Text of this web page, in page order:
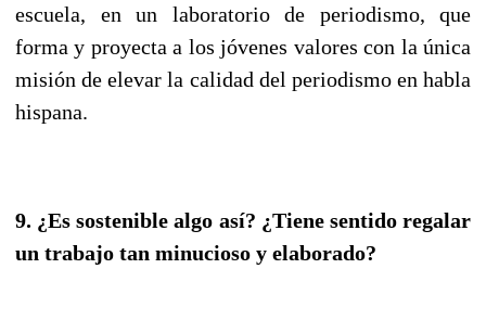
escuela, en un laboratorio de periodismo, que
forma y proyecta a los jóvenes valores con la única
misión de elevar la calidad del periodismo en habla
hispana.
9. ¿Es sostenible algo así? ¿Tiene sentido regalar
un trabajo tan minucioso y elaborado?